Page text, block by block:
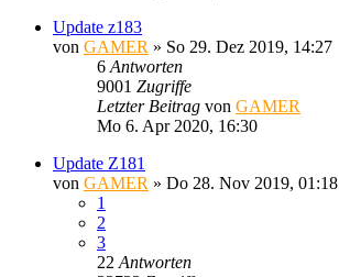
Update z183
von GAMER » So 29. Dez 2019, 14:27
6 Antworten
9001 Zugriffe
Letzter Beitrag von GAMER
Mo 6. Apr 2020, 16:30
Update Z181
von GAMER » Do 28. Nov 2019, 01:18
1
2
3
22 Antworten